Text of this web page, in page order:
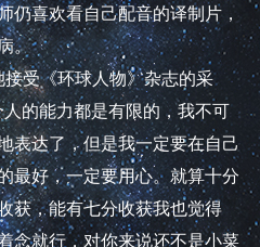
仍喜欢看自己配音的译制片，
。
受《环球人物》杂志的采
的能力都是有限的，我不可
表达了，但是我一定要在自己
最好，一定要用心。就算十分
获，能有七分收获我也觉得
念就行，对你来说还不是小菜